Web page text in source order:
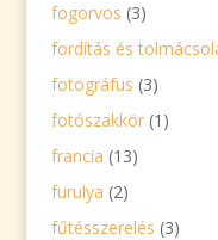
fogorvos (3)
fordítás és
fotográfus (3)
fotószakkör(1)
francia (13)
furulya (2)
fűtésszerelés (3)